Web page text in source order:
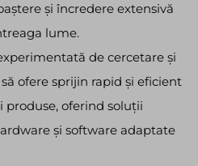
și încredere extensivă
lume.
de cercetare și
ofere sprijin rapid și eficient
produse, oferind soluții
și software adaptate